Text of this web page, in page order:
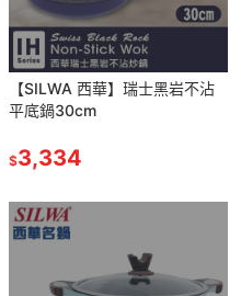
【SILWA 西華】瑞士黑岩不沾
平底鍋30cm
$3,334